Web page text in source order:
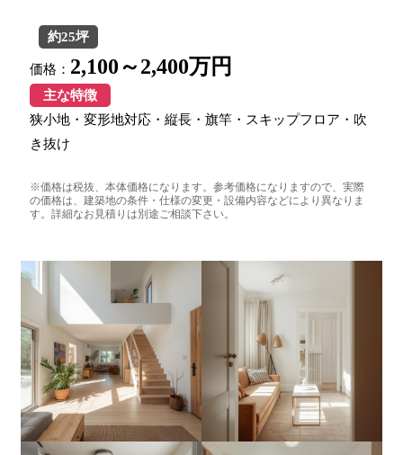
約25坪
価格： 2,100～2,400万円
主な特徴
狭小地・変形地対応・縦長・旗竿・スキップフロア・吹
き抜け
※価格は税抜、本体価格になります。参考価格になりますので、実際
の価格は、建築地の条件・仕様の変更・設備内容などにより異なりま
す。詳細なお見積りは別途ご相談下さい。